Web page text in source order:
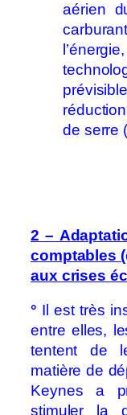
aérien
de serre
2 –
comptables
aux crises
° Il est très
entre elles,
tentent de
matière de
Keynes a
stimuler la